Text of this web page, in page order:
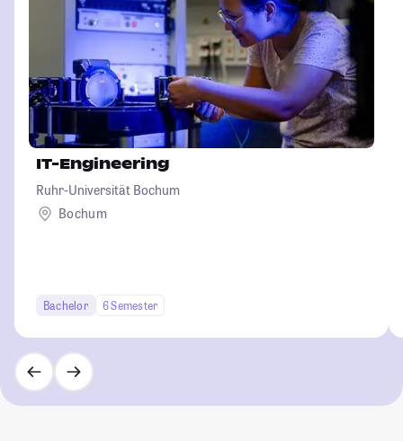
IT-Engineering
Ruhr-Universität Bochum
Bochum
Bachelor 6 Semester